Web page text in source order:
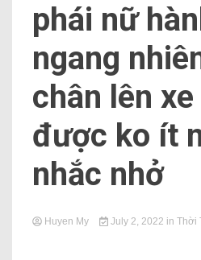
phái nữ
ngang
chân lên
được ko ít
nhắc nhở
Huyen My July 2, 2022 in Thời